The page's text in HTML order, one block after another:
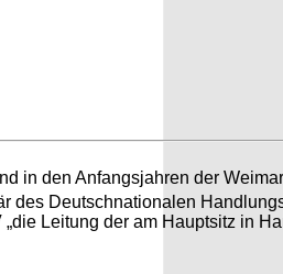
in den Anfangsjahren der
des Deutschnationalen
Leitung der am Hauptsitz in